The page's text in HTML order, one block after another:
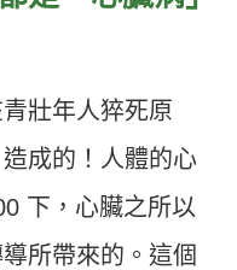
壯年⼈猝死原
成的！⼈體的⼼
下，⼼臟之所以
所帶來的。這個